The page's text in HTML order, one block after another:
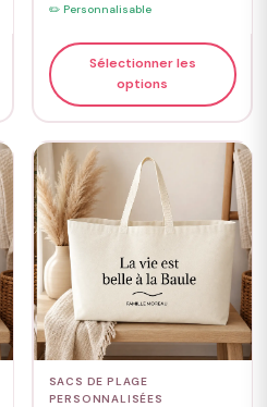
✏️ Personnalisable
Sélectionner les
options
SACS DE PLAGE
PERSONNALISÉES